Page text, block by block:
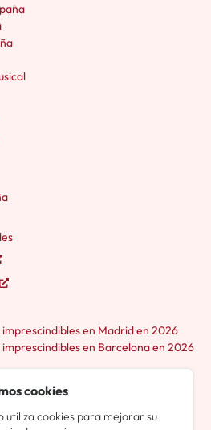
imprescindibles en Madrid en 2026
imprescindibles en Barcelona en 2026
cookies
utiliza cookies para mejorar su